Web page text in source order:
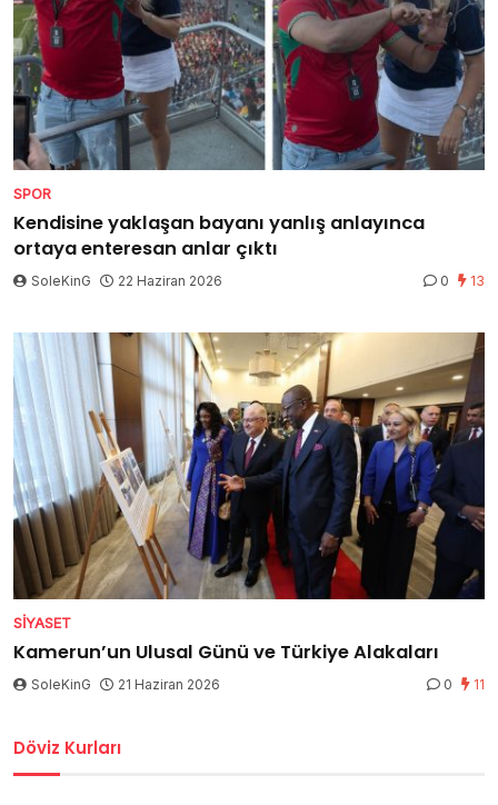
SPOR
Kendisine yaklaşan bayanı yanlış anlayınca
ortaya enteresan anlar çıktı
SoleKinG 22 Haziran 2026 0 13
SIYASET
Kamerun’un Ulusal Günü ve Türkiye Alakaları
SoleKinG 21 Haziran 2026 0 11
Döviz Kurları